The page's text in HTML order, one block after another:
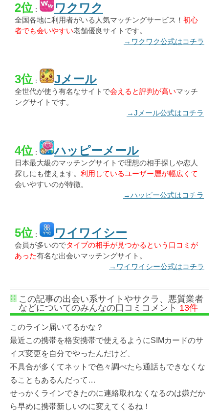
2位 ： ワクワク
全国各地に利用者がいる人気マッチングサービス！ 初心
者でも会いやすい老舗優良サイトです。
→ワクワク公式はコチラ
3位 ： Jメール
全世代が使う有名なサイトで会えると評判が高いマッチ
ングサイトです。
→Jメール公式はコチラ
4位 ： ハッピーメール
日本最大級のマッチングサイトで理想の相手探しや恋人
探しにも使えます。 利用しているユーザー層が幅広くて
会いやすいのが特徴。
→ハッピー公式はコチラ
5位 ： ワイワイシー
会員が多いのでタイプの相手が見つかるという口コミが
あった有名な出会いマッチングサイト。
→ワイワイシー公式はコチラ
この記事の出会い系サイトやサクラ、悪質業者
などについてのみんなの口コミコメント 13件
このライン届いてるかな？
最近この携帯を格安携帯で使えるようにSIMカードのサ
イズ変更を自分でやったんだけど、
不具合が多くてネットで色々調べたら通話もできなくな
ることもあるんだって…
せっかくラインできたのに連絡取れなくなるのは嫌だか
ら早めに携帯新しいのに変えてくるね！